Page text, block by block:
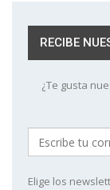
RECIBE
¿Te gusta
Elige los